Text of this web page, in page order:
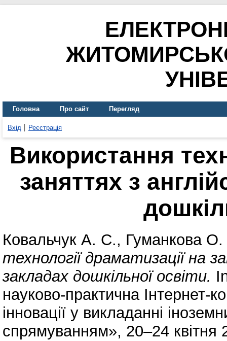
Головна Про сайт Перегляд
Вхід Реєстрація
Використання
заняттях з
Ковальчук А. С., Гуманкова
технології драматизації на
закладах дошкільної освіти.
науково-практична Інтернет-
інновації у викладанні
спрямуванням», 20–24